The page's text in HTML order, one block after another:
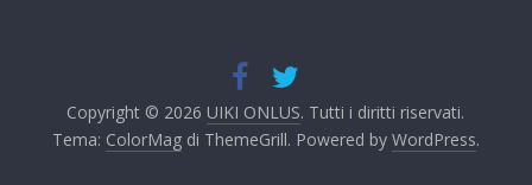
Copyright © 2026 UIKI ONLUS. Tutti i diritti riservati.
Tema: ColorMagdi ThemeGrill. Powered by WordPress.